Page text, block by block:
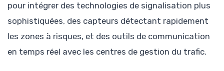
pour intégrer des technologies de signalisation plus
sophistiquées, des capteurs détectant rapidement
les zones à risques, et des outils de communication
en temps réel avec les centres de gestion du trafic.